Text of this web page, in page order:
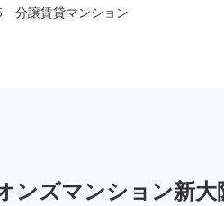
分譲賃貸マンション
ンズマンション新